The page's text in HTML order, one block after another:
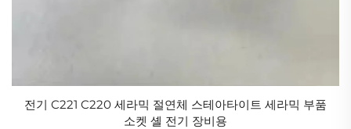
내열성: 1000°C 이상의 고온을 견딜 수 있으며, 예를 들
어 탄화규소 세라믹은 1600°C에서도 안정성을 유지하
전기 C221 C220 세라믹 절연체 스테아타이트 세라믹 부품
소켓 셸 전기 장비용